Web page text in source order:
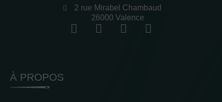
2 rue Mirabel Chambaud
26000 Valence
À PROPOS